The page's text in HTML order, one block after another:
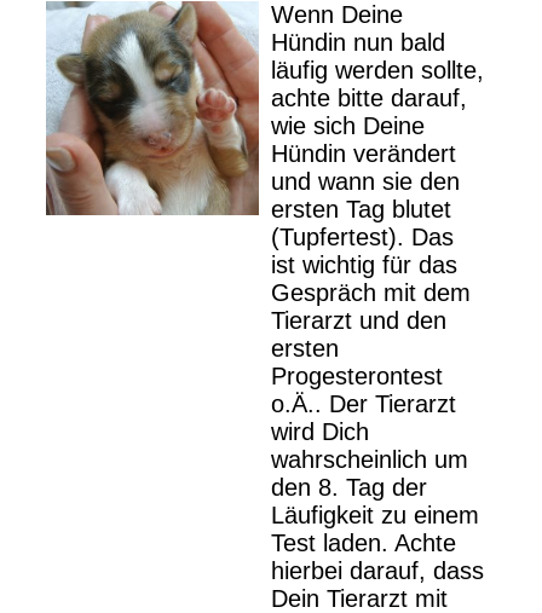
Wenn Deine
Hündin nun bald
läufig werden sollte,
achte bitte darauf,
wie sich Deine
Hündin verändert
und wann sie den
ersten Tag blutet
(Tupfertest). Das
ist wichtig für das
Gespräch mit dem
Tierarzt und den
ersten
Progesterontest
o.Ä.. Der Tierarzt
wird Dich
wahrscheinlich um
den 8. Tag der
Läufigkeit zu einem
Test laden. Achte
hierbei darauf, dass
Dein Tierarzt mit